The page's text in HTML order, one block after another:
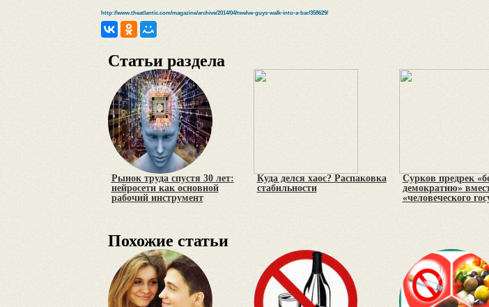
http://www.theatlantic.com/magazine/archive/2014/04/twelve-guys-walk-into-a-bar/358629/
Статьи раздела
Рынок труда спустя 30 лет:
нейросети как основной
рабочий инструмент
Куда делся хаос? Распаковка
стабильности
Сурков предрек
демократию»
«человеческого
Похожие статьи